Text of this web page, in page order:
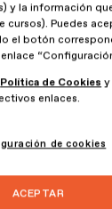
y estamos listos
con el
y la información
cursos). Puedes
el botón
Política de Cookies y
enlaces.
de cookies
ACEPTAR